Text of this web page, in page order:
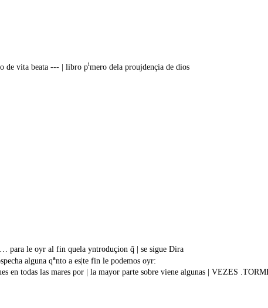
de vita beata --- | libro pimero dela proujdençia de dios
para le oyr al fin quela yntroduçion q̃ | se sigue Dira
alguna qanto a es|te fin le podemos oyr:
todas las mares por | la mayor parte sobre viene algunas | VEZES